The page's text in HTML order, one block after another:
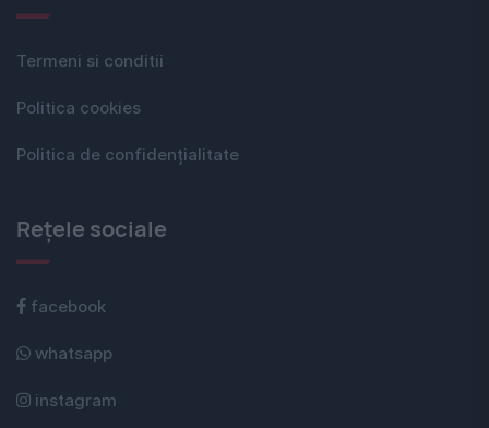
Termeni si conditii
Politica cookies
Politica de confidențialitate
Rețele sociale
facebook
whatsapp
instagram